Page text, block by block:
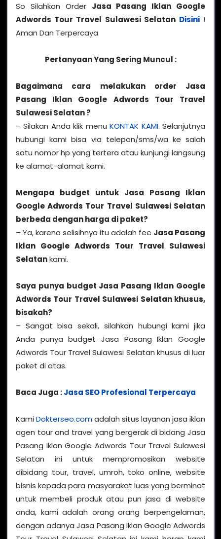
So Silahkan Order Jasa Pasang Iklan Google
Adwords Tour Travel Sulawesi Selatan Disini!
Aman Dan Terpercaya
Pertanyaan Yang Sering Muncul :
Bagaimana cara melakukan order Jasa
Pasang Iklan Google Adwords Tour Travel
Sulawesi Selatan ?
– Silakan Anda klik menuKONTAK KAMI. Selanjutnya
hubungi kami bisa via telepon/sms/wa ke salah
satu nomor hp yang tertera atau kunjungi langsung
ke alamat-alamat kami.
Mengapa budget untuk Jasa Pasang Iklan
Google Adwords Tour Travel Sulawesi Selatan
berbeda dengan harga di paket?
– Ya, karena selisihnya itu adalah fee Jasa Pasang
Iklan Google Adwords Tour Travel Sulawesi
Selatankami.
Saya punya budget Jasa Pasang Iklan Google
Adwords Tour Travel Sulawesi Selatan khusus,
bisakah?
– Sangat bisa sekali, silahkan hubungi kami jika
Anda punya budget Jasa Pasang Iklan Google
Adwords Tour Travel Sulawesi Selatan khusus di luar
paket di atas.
Baca Juga :Jasa SEO Profesional Terpercaya
KamiDokterseo.comadalah situs layanan jasa iklan
agen tour and travel yang bergerak di bidang Jasa
Pasang Iklan Google Adwords Tour Travel Sulawesi
Selatan ini untuk mempromosikan website
dibidang tour, travel, umroh, toko online, website
bisnis kepada para masyarakat luas yang berminat
untuk membeli produk atau pun jasa di website
anda, kami adalah orang orang berpengelaman,
dengan adanya Jasa Pasang Iklan Google Adwords